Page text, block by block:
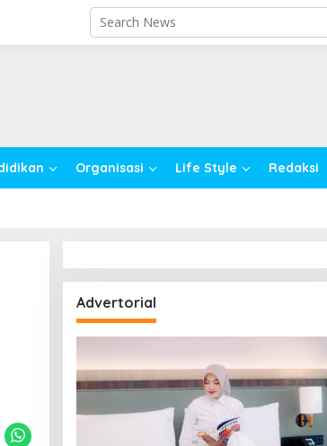
Organisasi Life Style Redaksi
Advertorial